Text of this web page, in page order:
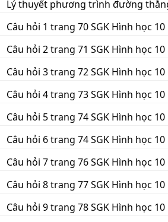
Lý thuyết phương trình đường
Câu hỏi 1 trang 70 SGK Hình học 10
Câu hỏi 2 trang 71 SGK Hình học 10
Câu hỏi 3 trang 72 SGK Hình học 10
Câu hỏi 4 trang 73 SGK Hình học 10
Câu hỏi 5 trang 74 SGK Hình học 10
Câu hỏi 6 trang 74 SGK Hình học 10
Câu hỏi 7 trang 76 SGK Hình học 10
Câu hỏi 8 trang 77 SGK Hình học 10
Câu hỏi 9 trang 78 SGK Hình học 10